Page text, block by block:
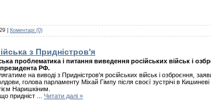
Коментарі (0)
з Придністров'я
проблематика і питання виведення російських військ і
президента РФ.
на виводі з Придністров'я російських військ і озброєння,
голова парламенту Міхай Гімпу після своєї зустрічі в Кишиневі
Наришкіним.
придніст
Читати далі »